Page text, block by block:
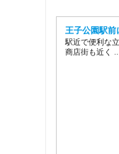
王子公園駅
駅近で便利な
商店街も近く …